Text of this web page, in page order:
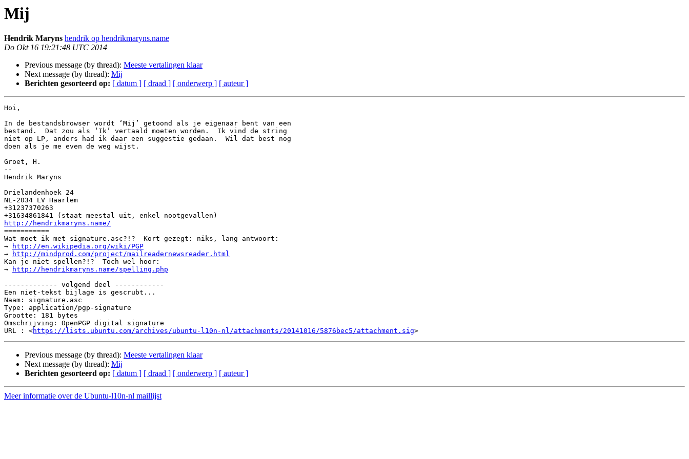
Mij
Hendrik Maryns hendrik op hendrikmaryns.name
Do Okt 16 19:21:48 UTC 2014
Previous message (by thread): Meeste vertalingen klaar
Next message (by thread): Mij
Berichten gesorteerd op: [ datum ] [ draad ] [ onderwerp ] [ auteur ]
Hoi,
In de bestandsbrowser wordt ‘Mij’ getoond als je eigenaar bent van een
bestand.  Dat zou als ‘Ik’ vertaald moeten worden.  Ik vind de string
niet op LP, anders had ik daar een suggestie gedaan.  Wil dat best nog
doen als je me even de weg wijst.
Groet, H.
--
Hendrik Maryns
Drielandenhoek 24
NL-2034 LV Haarlem
+31237370263
http://hendrikmaryns.name/
===========
Wat moet ik met signature.asc?!?  Kort gezegt: niks, lang antwoort:
→
http://en.wikipedia.org/wiki/PGP
→
http://mindprod.com/project/mailreadernewsreader.html
Kan je niet spellen?!?  Toch wel hoor:
→
http://hendrikmaryns.name/spelling.php
------------- volgend deel ------------
Een niet-tekst bijlage is gescrubt...
Naam: signature.asc
Type: application/pgp-signature
Grootte: 181 bytes
Omschrijving: OpenPGP digital signature
URL : <https://lists.ubuntu.com/archives/ubuntu-l10n-nl/attachments/20141016/5876bec5/attachment.sig
Previous message (by thread): Meeste vertalingen klaar
Next message (by thread): Mij
Berichten gesorteerd op: [ datum ] [ draad ] [ onderwerp ] [ auteur ]
Meer informatie over de Ubuntu-l10n-nl maillijst